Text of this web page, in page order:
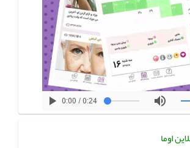
اوما